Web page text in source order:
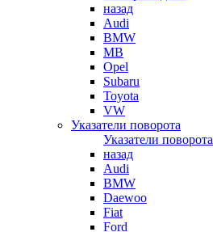
назад
Audi
BMW
MB
Opel
Subaru
Toyota
VW
Указатели поворота
Указатели поворота
назад
Audi
BMW
Daewoo
Fiat
Ford